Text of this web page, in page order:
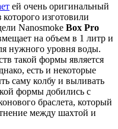
ей очень оригинальный
изготовили
Nanosmoke Box Pro
на объем в 1 литр и
нужного уровня воды.
такой формы является
есть и некоторые
саму колбу и выливать
формы добились с
браслета, который
между шахтой и